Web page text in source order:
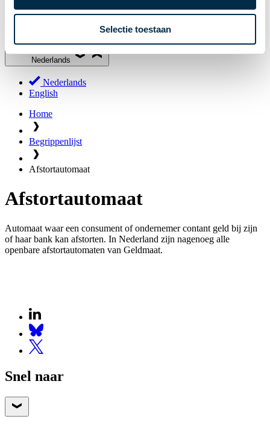
Selectie toestaan
Nederlands
Nederlands
English
Home
Begrippenlijst
Afstortautomaat
Afstortautomaat
Automaat waar een consument of ondernemer contant geld bij zijn
of haar bank kan afstorten. In Nederland zijn nagenoeg alle
openbare afstortautomaten van Geldmaat.
Snel naar